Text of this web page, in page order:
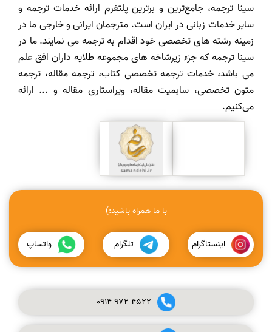
سینا ترجمه، جامع‌ترین و برترین پلتفرم ارائه خدمات ترجمه و
سایر خدمات زبانی در ایران است. مترجمان ایرانی و خارجی ما در
زمینه رشته های تخصصی خود اقدام به ترجمه می نمایند. ما در
سینا ترجمه که جزء زیرشاخه های مجموعه طلایه داران افق علم
می باشد، خدمات ترجمه تخصصی کتاب، ترجمه مقاله، ترجمه
متون تخصصی، سابمیت مقاله، ویراستاری مقاله و ... ارائه
می‌کنیم.
با ما همراه باشید:)
اینستاگرام تلگرام واتساپ
0914972 4522